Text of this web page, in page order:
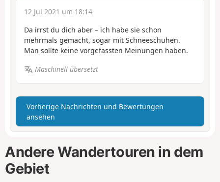
12 Jul 2021 um 18:14
Da irrst du dich aber – ich habe sie schon
mehrmals gemacht, sogar mit Schneeschuhen.
Man sollte keine vorgefassten Meinungen haben.
Maschinell übersetzt
Vorherige Nachrichten und Bewertungen
ansehen
Andere Wandertouren in dem
Gebiet